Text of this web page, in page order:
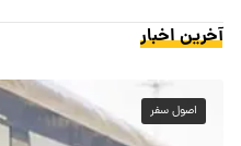
آخرین اخبار
اصول سفر